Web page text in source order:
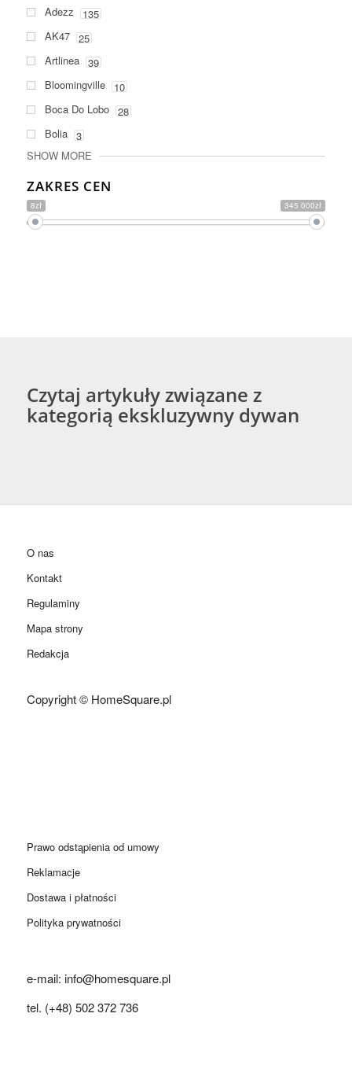
Adezz
135
AK47 25
Artlinea 39
Bloomingville 10
Boca Do Lobo 28
Bolia 3
SHOW MORE
ZAKRES CEN
8zł 345 000zł
Czytaj artykuły związane z
kategorią ekskluzywny dywan
O nas
Kontakt
Regulaminy
Mapa strony
Redakcja
Copyright © HomeSquare.pl
Prawo odstąpienia od umowy
Reklamacje
Dostawa i płatności
Polityka prywatności
e-mail: info@homesquare.pl
tel. (+48) 502 372 736